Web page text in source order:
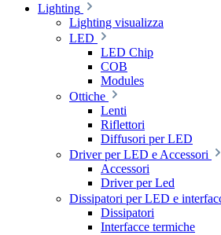
Lighting
Lighting visualizza
LED
LED Chip
COB
Modules
Ottiche
Lenti
Riflettori
Diffusori per LED
Driver per LED e Accessori
Accessori
Driver per Led
Dissipatori per LED e
Dissipatori
Interfacce termiche